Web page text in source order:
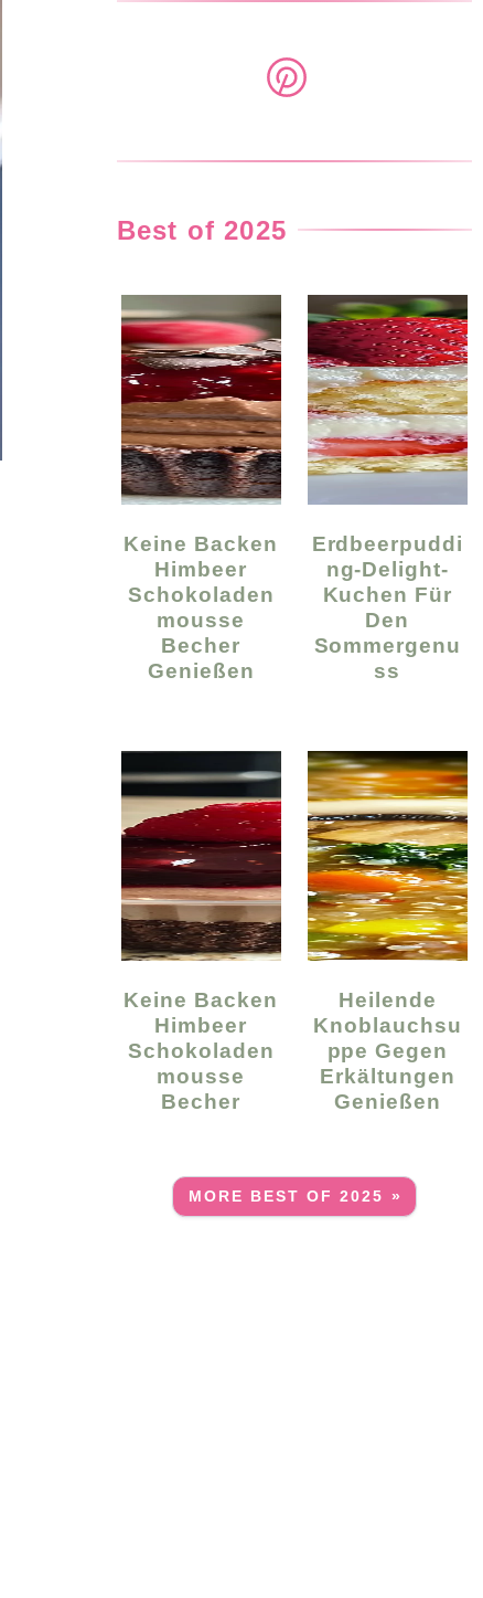
Best of 2025
Keine Backen
Himbeer
Schokoladen
Mousse
Becher
Genießen
Erdbeerpuddi
Ng-Delight-
Kuchen Für
Den
Sommergenu
Ss
Keine Backen
Himbeer
Schokoladen
Mousse
Becher
Heilende
Knoblauchsu
Ppe Gegen
Erkältungen
Genießen
MORE BEST OF 2025 »